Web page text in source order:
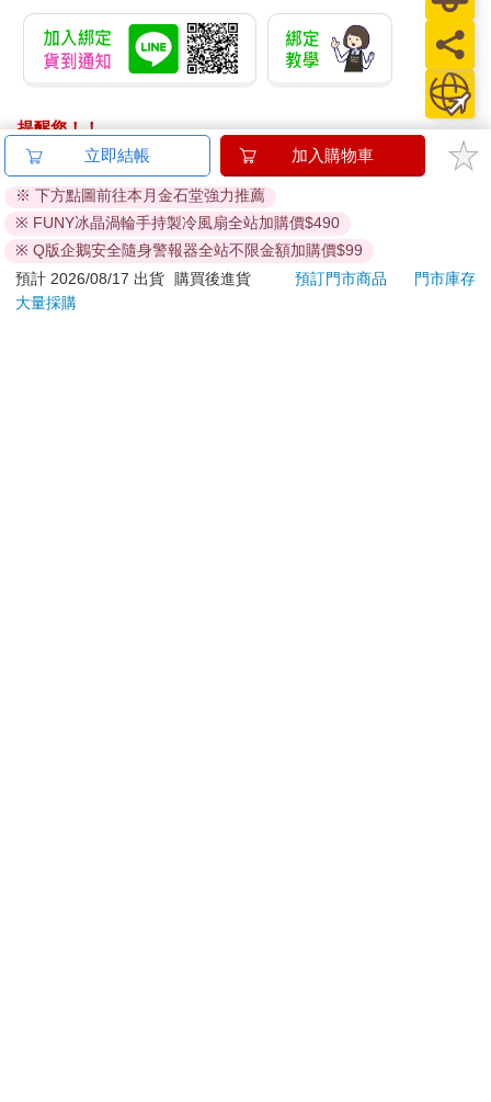
提醒您！！
金石堂及銀行均不會請您操作ATM! 如接獲電話要求您前往
ATM提款機，請不要聽從指示，以免受騙上當！
退換貨須知：
**提醒您，鑑賞期不等於試用期，退回商品須為全新狀態**
依據「消費者保護法」第19條及行政院消費者保護處公告之
「通訊交易解除權合理例外情事適用準則」，以下商品購買
立即結帳 加入購物車
※ 下方點圖前往本月金石堂強力推薦
※ FUNY冰晶渦輪手持製冷風扇全站加購價$490
※ Q版企鵝安全隨身警報器全站不限金額加購價$99
預計 2026/08/17 出貨
購買後進貨 預訂門市商品
門市庫存
大量採購